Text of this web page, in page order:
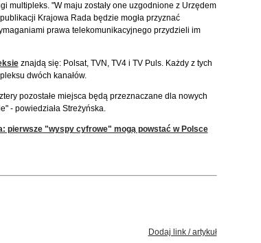
multipleks. "W maju zostały one uzgodnione z Urzędem
Krajowa Rada będzie mogła przyznać
prawa telekomunikacyjnego przydzieli im
znajdą się: Polsat, TVN, TV4 i TV Puls. Każdy z tych
dwóch kanałów.
pozostałe miejsca będą przeznaczane dla nowych
- powiedziała Streżyńska.
pierwsze "wyspy cyfrowe" mogą powstać w Polsce
Dodaj link / artykuł